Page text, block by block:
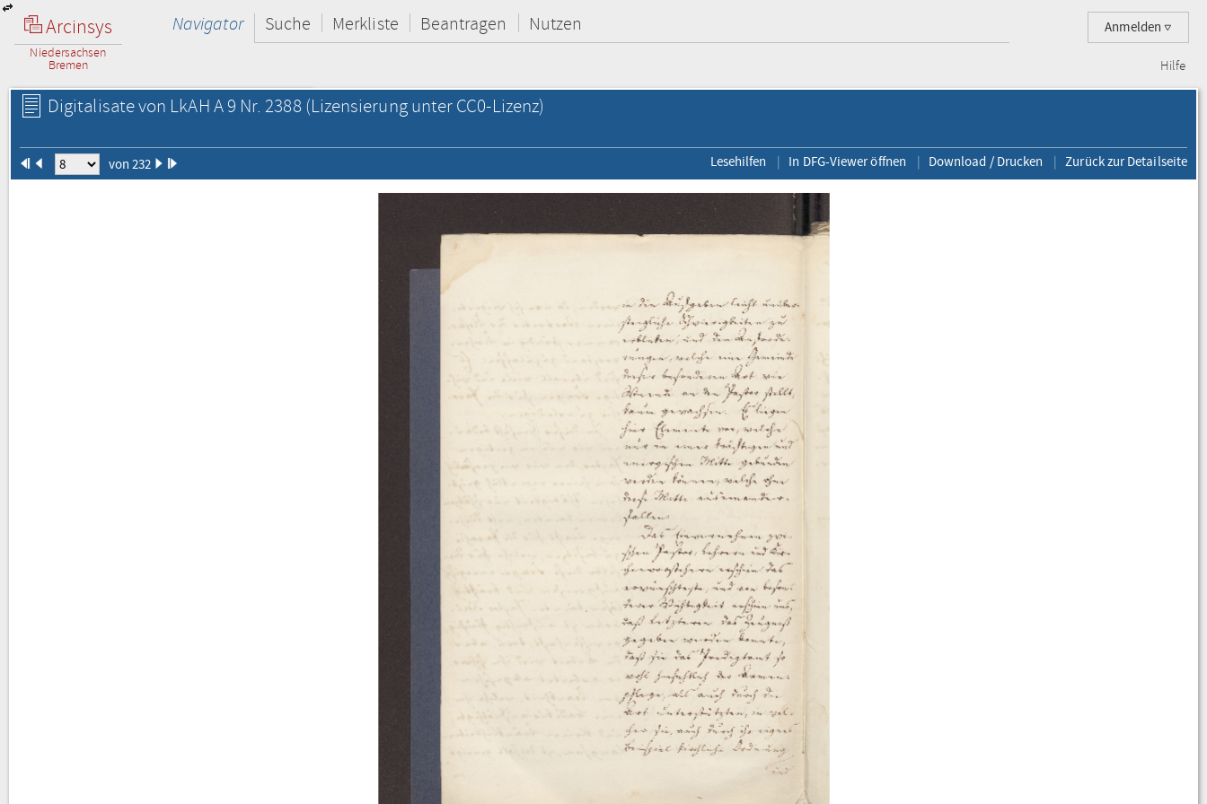
Arcinsys
Niedersachsen
Bremen
Anmelden
Navigator Suche Merkliste Beantragen Nutzen
Hilfe
Digitalisate von LkAH A 9 Nr. 2388(Lizensierung unter CC0-Lizenz)
von 232 Lesehilfen In DFG-Viewer öffnen Download / Drucken Zurück zur Detailseite